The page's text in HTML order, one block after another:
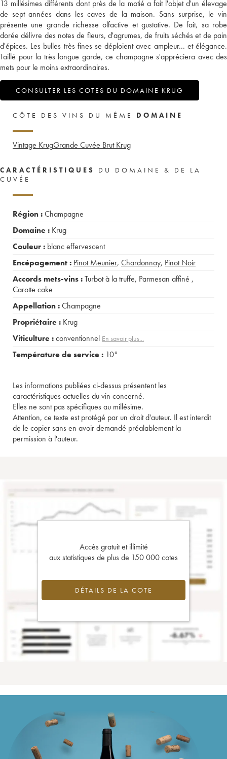
13 millésimes différents dont près de la motié a fait l'objet d'un élevage
de sept années dans les caves de la maison. Sans surprise, le vin
présente une grande richesse olfactive et gustative. De fait, sa robe
dorée délivre des notes de fleurs, d'agrumes, de fruits séchés et de pain
d'épices. Les bulles très fines se déploient avec ampleur... et élégance.
Taillé pour la très longue garde, ce champagne s'appréciera avec des
mets pour le moins extraordinaires.
CONSULTER LES COTES DU DOMAINE KRUG
CÔTE DES VINS DU MÊME DOMAINE
Vintage KrugGrande Cuvée Brut Krug
CARACTÉRISTIQUES
DU DOMAINE & DE LA
CUVÉE
Région :Champagne
Domaine : Krug
Couleur : blanc effervescent
Encépagement : Pinot Meunier, Chardonnay, Pinot Noir
Accords mets-vins :Turbot à la truffe, Parmesan affiné ,
Carotte cake
Appellation :Champagne
Propriétaire : Krug
Viticulture :conventionnel En savoir plus...
Température de service : 10°
Les informations publiées ci-dessus présentent les
caractéristiques actuelles du vin concerné.
Elles ne sont pas spécifiques au millésime.
Attention, ce texte est protégé par un droit d'auteur. Il est interdit
de le copier sans en avoir demandé préalablement la
permission à l'auteur.
Accès gratuit et illimité
aux statistiques de plus de 150 000 cotes
DÉTAILS DE LA COTE